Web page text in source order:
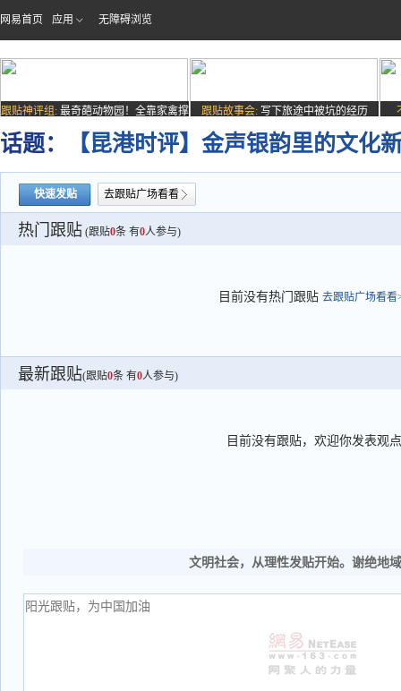
网易首页 应用 无障碍浏览
跟贴神评组: 最奇葩动物园！全靠家禽撑
场子
跟贴故事会: 写下旅途中被坑的经历
话题： 【昆港时评】金声银韵里的文
快速发贴 去跟贴广场看看
热门跟贴 (跟贴0条 有0人参与)
目前没有热门跟贴 去跟贴广场看看
最新跟贴(跟贴0条 有0人参与)
目前没有跟贴，欢迎你发表观点
文明社会，从理性发贴开始。谢绝地